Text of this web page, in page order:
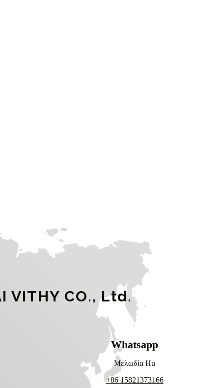
CO., Ltd.
Whatsapp
Μελωδία Hu
+86 15821373166